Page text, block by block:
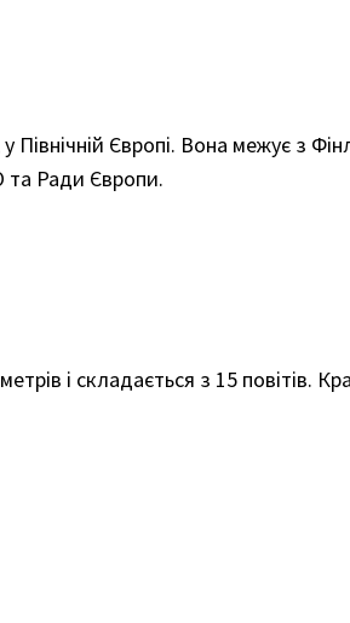
Північній Європі. Вона межує з
та Ради Європи.
і складається з 15 повітів.